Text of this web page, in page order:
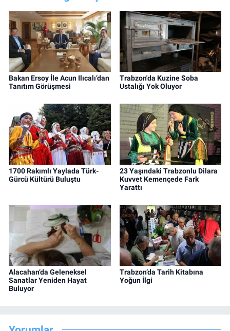
Bakan Ersoy İle Acun Ilıcalı’dan
Tanıtım Görüşmesi
Trabzon'da Kuzine Soba
Ustalığı Yok Oluyor
1700 Rakımlı Yaylada Türk-
Gürcü Kültürü Buluştu
23 Yaşındaki Trabzonlu Dilara
Kuvvet Kemençede Fark
Yarattı
Alacahan’da Geleneksel
Sanatlar Yeniden Hayat
Buluyor
Trabzon’da Tarih Kitabına
Yoğun İlgi